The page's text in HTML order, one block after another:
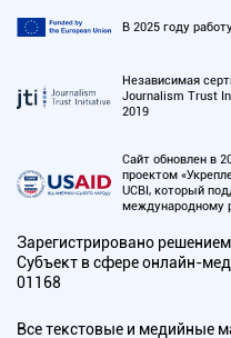
В 2025 году
Независимая
Journalism Trust
2019
Сайт обновлен в
проектом
UCBI, который
международному
Зарегистрировано
Субъект в сфере онлайн-
01168
Все текстовые и медийные